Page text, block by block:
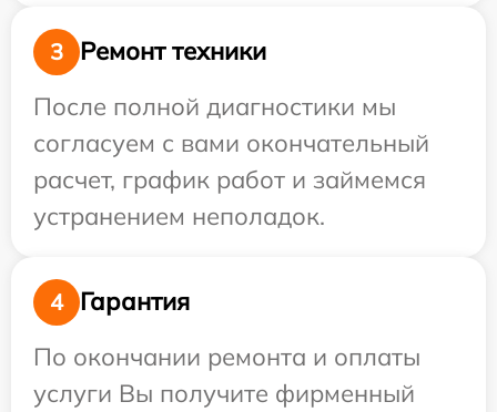
3
Ремонт техники
После полной диагностики мы
согласуем с вами окончательный
расчет, график работ и займемся
устранением неполадок.
4
Гарантия
По окончании ремонта и оплаты
услуги Вы получите фирменный